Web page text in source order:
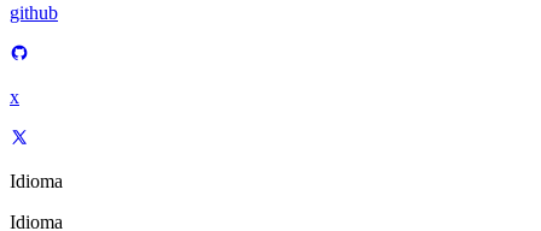
github
x
Idioma
Idioma